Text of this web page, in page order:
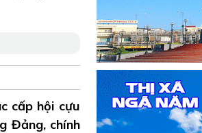
cấp hội cựu
Đảng, chính